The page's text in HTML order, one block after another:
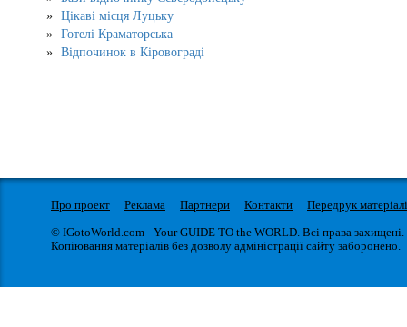
Цікаві місця Луцьку
Готелі Краматорська
Відпочинок в Кіровограді
Про проект Реклама Партнери Контакти
Передрук
© IGotoWorld.com - Your GUIDE TO the WORLD. Всі права захищені.
Копіювання матеріалів без дозволу адміністрації сайту заборонено.